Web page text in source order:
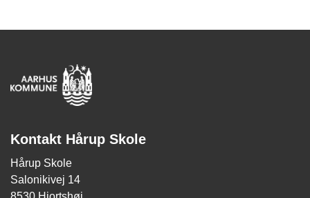
Kontakt Hårup Skole
Hårup Skole
Salonikivej 14